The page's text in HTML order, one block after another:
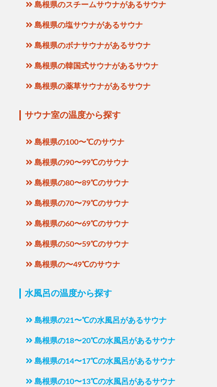
島根県のスチームサウナがあるサウナ
島根県の塩サウナがあるサウナ
島根県のボナサウナがあるサウナ
島根県の韓国式サウナがあるサウナ
島根県の薬草サウナがあるサウナ
サウナ室の温度から探す
島根県の100〜℃のサウナ
島根県の90〜99℃のサウナ
島根県の80〜89℃のサウナ
島根県の70〜79℃のサウナ
島根県の60〜69℃のサウナ
島根県の50〜59℃のサウナ
島根県の〜49℃のサウナ
水風呂の温度から探す
島根県の21〜℃の水風呂があるサウナ
島根県の18〜20℃の水風呂があるサウナ
島根県の14〜17℃の水風呂があるサウナ
島根県の10〜13℃の水風呂があるサウナ